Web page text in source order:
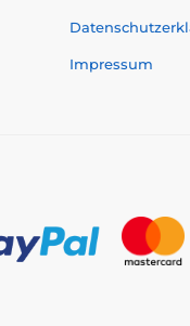
Impressum